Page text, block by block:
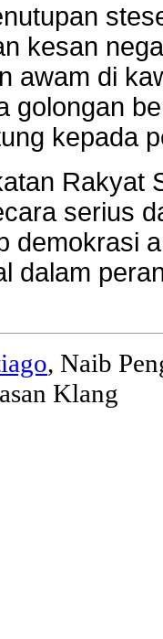
kesan
awam di
golongan
kepada
Rakyat
serius
demokrasi
dalam
, Naib
Klang